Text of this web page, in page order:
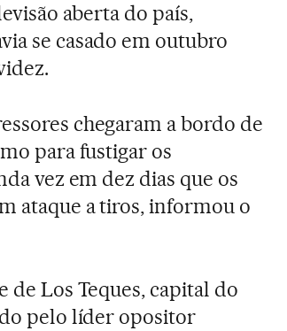
aberta do país,
se casado em outubro
chegaram a bordo de
para fustigar os
vez em dez dias que os
ataque a tiros, informou o
Los Teques, capital do
pelo líder opositor